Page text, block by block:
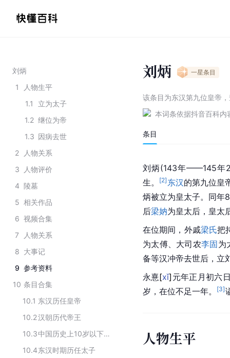
刘炳
1
人物生平
1.1
立为太子
1.2 继位为帝
1.3 因病去世
2
人物关系
3
人物评价
4 陵墓
5 相关作品
6 视频合集
7
人物关系
8 大事记
9 参考资料
10 条目合集
10.1 东汉历任皇帝
10.2汉朝历代帝王
10.3
中国历史上10岁以下登基皇帝
10.4东汉时期历任太子
刘炳 一星条目
该条目为东汉第九位皇帝 ，
本词条依据抖音百科内
条目
刘炳(143年——145年
生。
[2] 东汉的第九位皇
炳被立为皇太子。同年
后梁妠为皇太后，皇太
在位期间，外戚梁氏把
为太傅、大司农李固为
备等汉冲帝去世后，立
永憙[xǐ] 元年正月初六
岁，在位不足一年。
[3]
人物生平